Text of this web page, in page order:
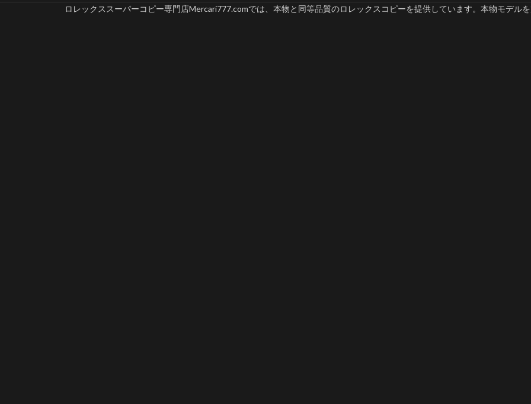
ロレックススーパーコピー専門店Mercari777.comでは、本物と同等品質のロレックスコピーを提供しています。本物モデル